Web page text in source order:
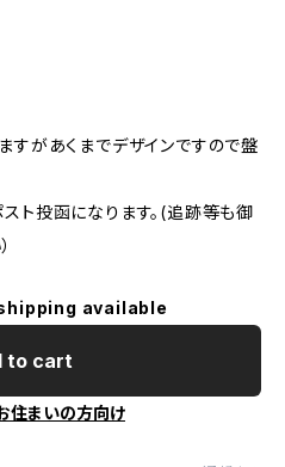
があくまでデザインですので盤
ト投函になります。(追跡等も御
available
to cart
住まいの方向け